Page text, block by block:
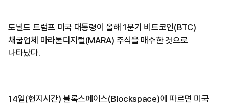
도널드 트럼프 미국 대통령이 올해 1분기 비트코인(BTC)
채굴업체 마라톤디지털(MARA) 주식을 매수한 것으로
나타났다.
14일(현지시간) 블록스페이스(Blockspace)에 따르면 미국